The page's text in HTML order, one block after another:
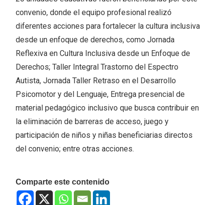
convenio, donde el equipo profesional realizó
diferentes acciones para fortalecer la cultura inclusiva
desde un enfoque de derechos, como Jornada
Reflexiva en Cultura Inclusiva desde un Enfoque de
Derechos; Taller Integral Trastorno del Espectro
Autista, Jornada Taller Retraso en el Desarrollo
Psicomotor y del Lenguaje, Entrega presencial de
material pedagógico inclusivo que busca contribuir en
la eliminación de barreras de acceso, juego y
participación de niños y niñas beneficiarias directos
del convenio; entre otras acciones.
Comparte este contenido